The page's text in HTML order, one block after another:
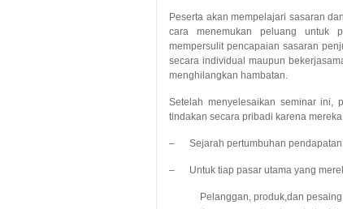
Peserta akan mempelajari sasaran
cara menemukan peluang untuk
mempersulit pencapaian sasaran
secara individual maupun
menghilangkan hambatan.
Setelah menyelesaikan seminar ini,
tindakan secara pribadi karena
– Sejarah pertumbuhan pendapatan
– Untuk tiap pasar utama yang
Pelanggan, produk,dan pesaing